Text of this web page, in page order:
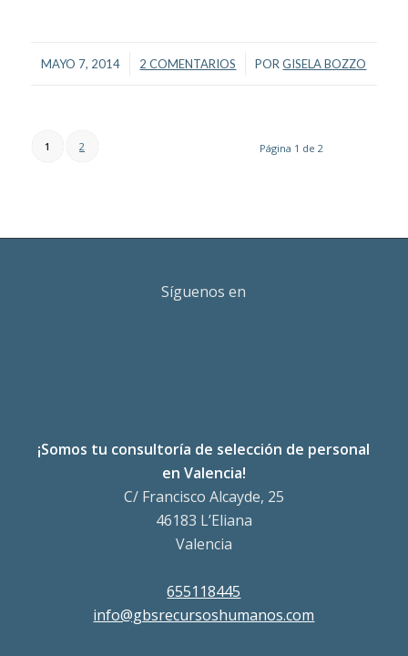
MAYO 7, 2014
/ 2 COMENTARIOS
/ PORGISELA BOZZO
Página 1 de 2
1 2
Síguenos en
¡Somos tu consultoría de selección de personal
en Valencia!
C/ Francisco Alcayde, 25
46183 L’Eliana
Valencia
655118445
info@gbsrecursoshumanos.com